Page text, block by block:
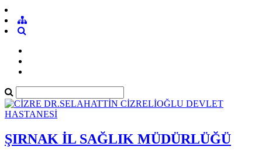
ŞIRNAK İL SAĞLIK MÜDÜRLÜĞÜ